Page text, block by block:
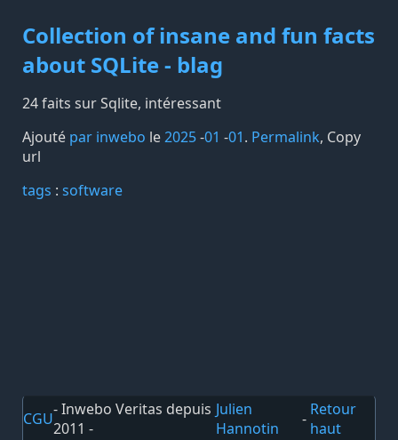
Collection of insane and fun facts
about SQLite - blag
24 faits sur Sqlite, intéressant
Ajouté par inwebo le2025-01 -01. Permalink, Copy
url
tags️ : software
CGU- Inwebo Veritas depuis
2011 -
Julien
Hannotin
- Retour
haut